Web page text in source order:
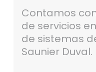
Contamos
de servicios
de sistemas
Saunier Duval.